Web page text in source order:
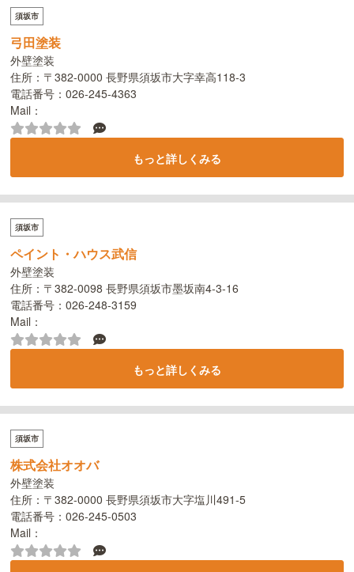
須坂市
弓田塗装
外壁塗装
住所：〒382-0000 長野県須坂市大字幸高118-3
電話番号：026-245-4363
Mail：
もっと詳しくみる
須坂市
ペイント・ハウス武信
外壁塗装
住所：〒382-0098 長野県須坂市墨坂南4-3-16
電話番号：026-248-3159
Mail：
もっと詳しくみる
須坂市
株式会社オオバ
外壁塗装
住所：〒382-0000 長野県須坂市大字塩川491-5
電話番号：026-245-0503
Mail：